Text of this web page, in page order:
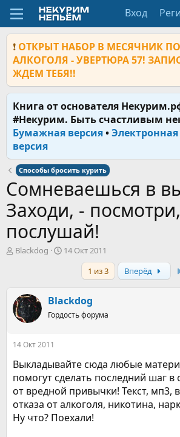
Вход
❗ ОТКРЫТ НАБОР В МЕСЯЧНИК
АЛКОГОЛЯ - УВЕРТЮРА 57!
ЖДЕМ ТЕБЯ!!
Книга от основателя
#Некурим. Быть счастливым
Бумажная версия•
версия
Способы бросить курить
Сомневаешься в
Заходи, -
послушай!
А
т
е
Blackdog
Д
а
ч
14 Окт 2011
1 из 3
Вперёд
Blackdog
Гордость форума
14 Окт 2011
Выкладывайте сюда любые
помогут сделать последний шаг в
от вредной привычки! Текст, мп3,
отказа от алкоголя, никотина,
Ну что? Поехали!